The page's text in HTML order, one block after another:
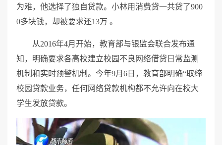
为难，他选择了独自贷款。小林用消费贷一共贷了900
0多块钱，却被要求还13万 。
从2016年4月开始，教育部与银监会联合发布通
知，明确要求各高校建立校园不良网络借贷日常监测
机制和实时预警机制。今年9月6日，教育部明确“取缔
校园贷款业务，任何网络贷款机构都不允许向在校大
学生发放贷款。